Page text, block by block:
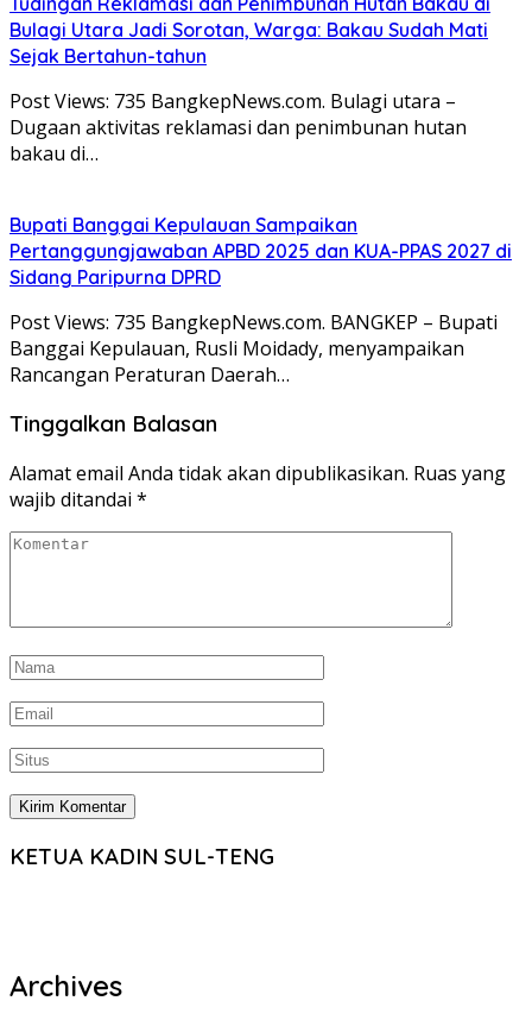
Bulagi Utara Jadi Sorotan, Warga: Bakau Sudah Mati
Sejak Bertahun-tahun
Post Views: 735 BangkepNews.com. Bulagi utara –
Dugaan aktivitas reklamasi dan penimbunan hutan
bakau di…
Bupati Banggai Kepulauan Sampaikan
Pertanggungjawaban APBD 2025 dan KUA-PPAS 2027 di
Sidang Paripurna DPRD
Post Views: 735 BangkepNews.com. BANGKEP – Bupati
Banggai Kepulauan, Rusli Moidady, menyampaikan
Rancangan Peraturan Daerah…
Tinggalkan Balasan
Alamat email Anda tidak akan dipublikasikan. Ruas yang
wajib ditandai *
KETUA KADIN SUL-TENG
Archives